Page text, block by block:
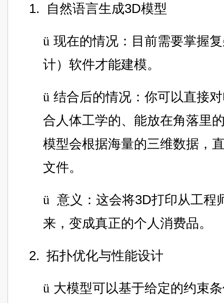
1. 自然语言生成3D模型
ü 现在的情况：目前需要掌握
计）软件才能建模。
ü 结合后的情况：你可以直接
合人体工学的、能放在角落里
模型会根据海量的三维数据，
文件。
ü 意义：这会将3D打印从工程
来，变成真正的个人消费品。
2. 拓扑优化与性能设计
ü 大模型可以基于给定的约束